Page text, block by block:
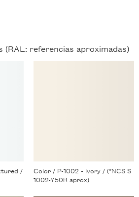
(RAL: referencias aproximadas)
/
Color / P-1002 - Ivory / (*NCS S
1002-Y50R aprox)